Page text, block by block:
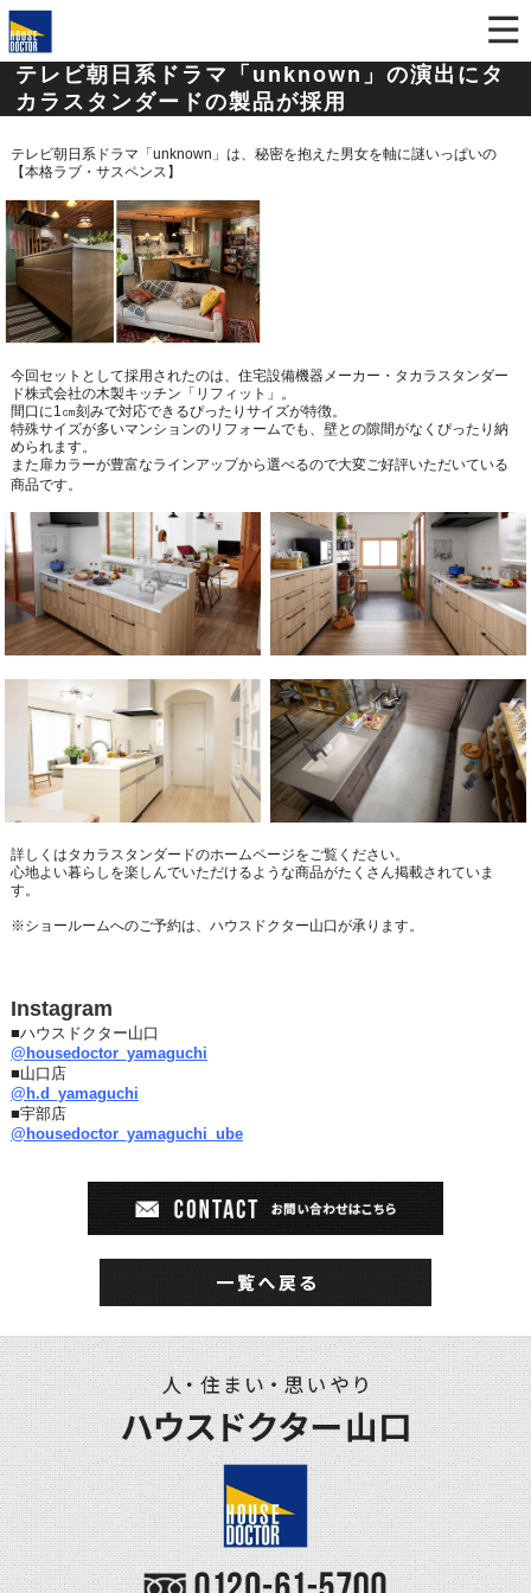
テレビ朝日系ドラマ「unknown」の演出にタ
カラスタンダードの製品が採用
テレビ朝日系ドラマ「 unknown 」は、秘密を抱えた男女を軸に謎いっぱいの
【本格ラブ・サスペンス】
今回セットとして採用されたのは、住宅設備機器メーカー・タカラスタンダー
ド株式会社の木製キッチン「リフィット」。
間口に1㎝刻みで対応できるぴったりサイズが特徴。
特殊サイズが多いマンションのリフォームでも、壁との隙間がなくぴったり納
められます。
また扉カラーが豊富なラインアップから選べるので大変ご好評いただいている
商品です。
詳しくはタカラスタンダードのホームページをご覧ください。
心地よい暮らしを楽しんでいただけるような商品がたくさん掲載されていま
す。
※ショールームへのご予約は、ハウスドクター山口が承ります。
Instagram
■ハウスドクター山口
@housedoctor_yamaguchi
■山口店
@h.d_yamaguchi
■宇部店
@housedoctor_yamaguchi_ube